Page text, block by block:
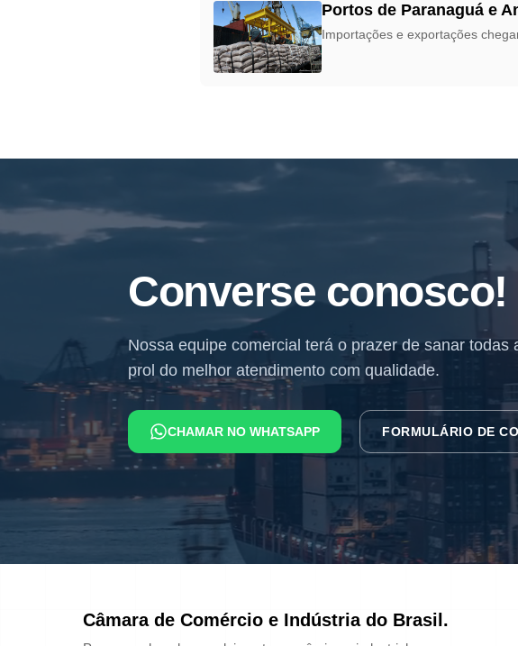
Portos de Paranaguá e
Importações e exportações
Converse conosco!
Nossa equipe comercial terá o prazer de sanar todas
prol do melhor atendimento com qualidade.
CHAMAR NO WHATSAPP FORMULÁRIO DE
Câmara de Comércio e Indústria do Brasil.